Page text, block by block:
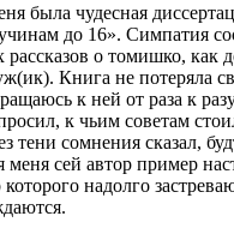
была чудесная
до 16». Симпатия
рассказов о томишко, как
Книга не потеряла
к ней от раза к
к чьим советам
тени сомнения сказал,
сей автор пример
надолго